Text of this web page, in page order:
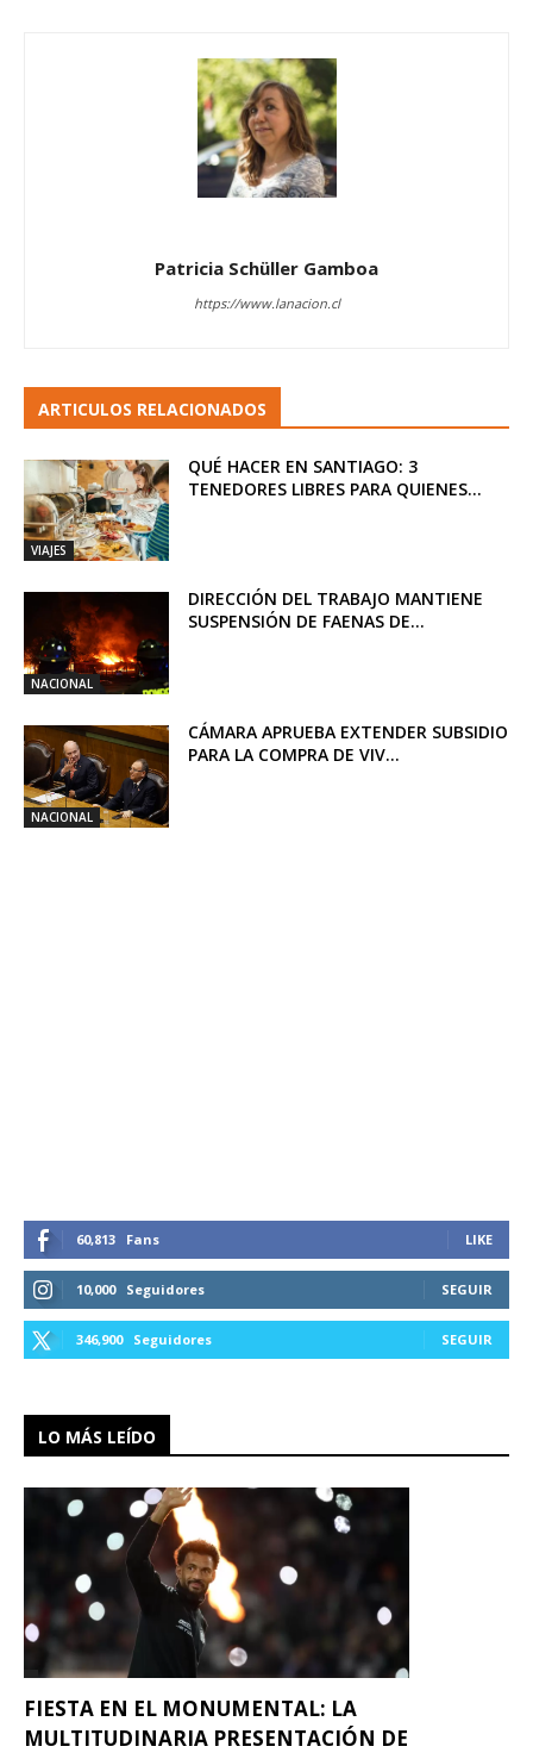
Patricia Schüller Gamboa
https://www.lanacion.cl
ARTICULOS RELACIONADOS
VIAJES
QUÉ HACER EN SANTIAGO: 3
TENEDORES LIBRES PARA QUIENES...
NACIONAL
DIRECCIÓN DEL TRABAJO MANTIENE
SUSPENSIÓN DE FAENAS DE...
NACIONAL
CÁMARA APRUEBA EXTENDER SUBSIDIO
PARA LA COMPRA DE VIV...
60,813 Fans LIKE
10,000 Seguidores SEGUIR
346,900 Seguidores SEGUIR
LO MÁS LEÍDO
FIESTA EN EL MONUMENTAL: LA
MULTITUDINARIA PRESENTACIÓN DE